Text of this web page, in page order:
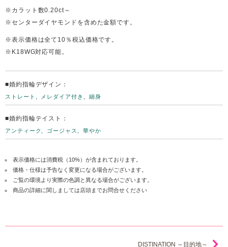
※カラット数0.20ct～
※センターダイヤモンドを含めた金額です。
※表示価格は全て10％税込価格です。
※K18WG対応可能。
■婚約指輪デザイン：
ストレート メレダイア付き 細身
■婚約指輪テイスト：
アンティーク ゴージャス 華やか
表示価格には消費税（10%）が含まれております。
価格・仕様は予告なく変更になる場合がございます。
ご覧の環境より実際の色調と異なる場合がございます。
商品の詳細に関しましては店頭までお問合せください
DISTINATION ～目的地～